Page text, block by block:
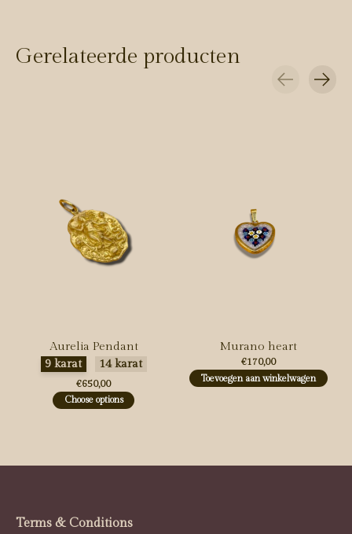
Gerelateerde producten
Aurelia Pendant
Maak een keuze:
9 karat 14 karat
€650,00
Choose options
Murano heart
€170,00
Toevoegen aan winkelwagen
Terms & Conditions